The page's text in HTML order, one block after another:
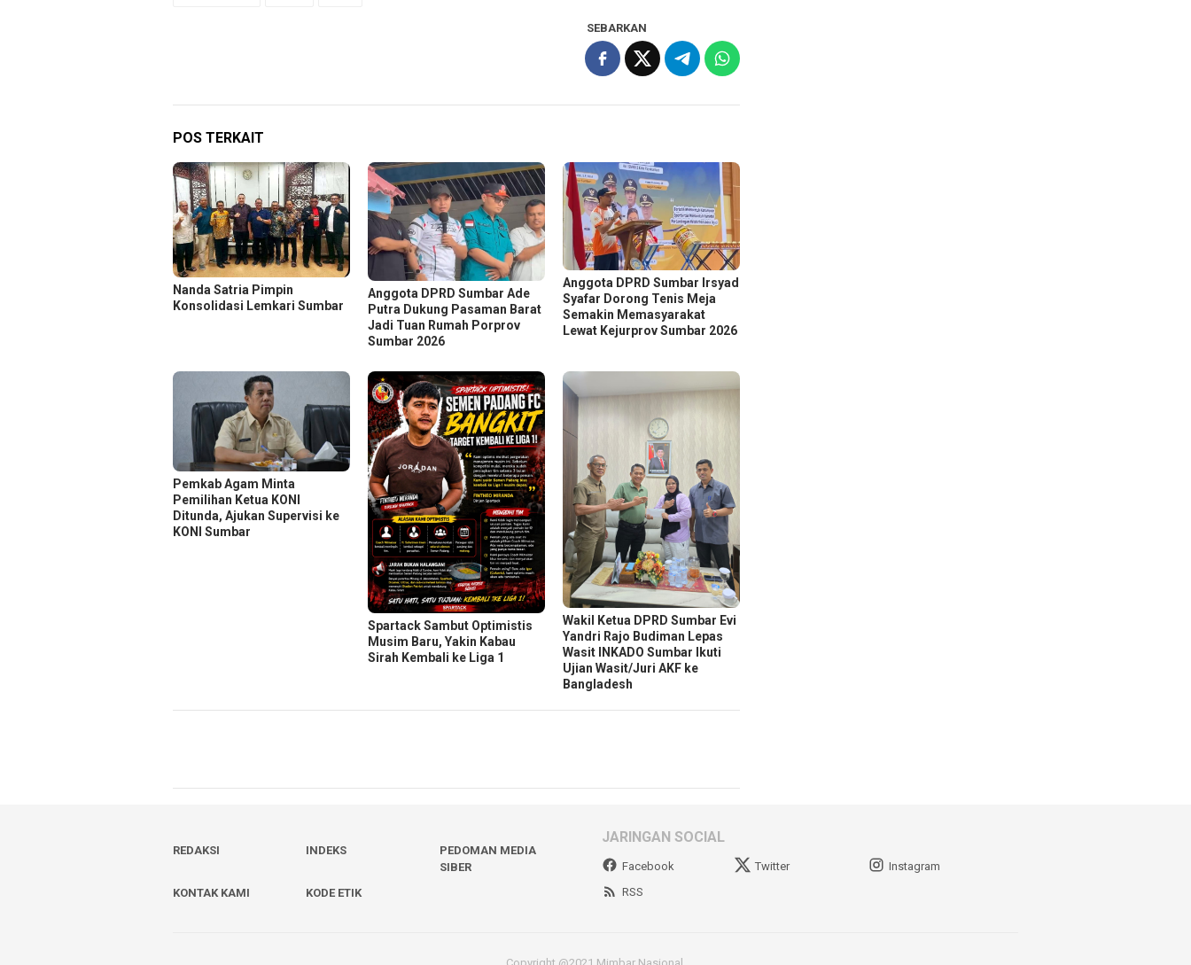
SEBARKAN
POS TERKAIT
Nanda Satria Pimpin
Konsolidasi Lemkari Sumbar
Anggota DPRD Sumbar Ade
Putra Dukung Pasaman Barat
Jadi Tuan Rumah Porprov
Sumbar 2026
Anggota DPRD Sumbar Irsyad
Syafar Dorong Tenis Meja
Semakin Memasyarakat
Lewat Kejurprov Sumbar 2026
Pemkab Agam Minta
Pemilihan Ketua KONI
Ditunda, Ajukan Supervisi ke
KONI Sumbar
Spartack Sambut Optimistis
Musim Baru, Yakin Kabau
Sirah Kembali ke Liga 1
Wakil Ketua DPRD Sumbar Evi
Yandri Rajo Budiman Lepas
Wasit INKADO Sumbar Ikuti
Ujian Wasit/Juri AKF ke
Bangladesh
REDAKSI INDEKS
PEDOMAN MEDIA
SIBER
KONTAK KAMI
KODE ETIK
JARINGAN SOCIAL
Facebook Twitter
Instagram
RSS